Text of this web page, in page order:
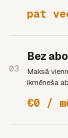
pat
03
Bez
Maksā
ikmēneša
€0 /